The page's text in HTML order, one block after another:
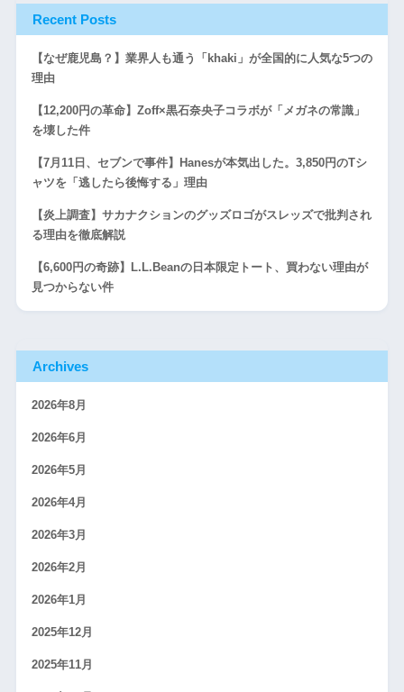
Recent Posts
【なぜ鹿児島？】業界人も通う「khaki」が全国的に人気な5つの
理由
【12,200円の革命】Zoff×黒石奈央子コラボが「メガネの常識」
を壊した件
【7月11日、セブンで事件】Hanesが本気出した。3,850円のTシ
ャツを「逃したら後悔する」理由
【炎上調査】サカナクションのグッズロゴがスレッズで批判され
る理由を徹底解説
【6,600円の奇跡】L.L.Beanの日本限定トート、買わない理由が
見つからない件
Archives
2026年8月
2026年6月
2026年5月
2026年4月
2026年3月
2026年2月
2026年1月
2025年12月
2025年11月